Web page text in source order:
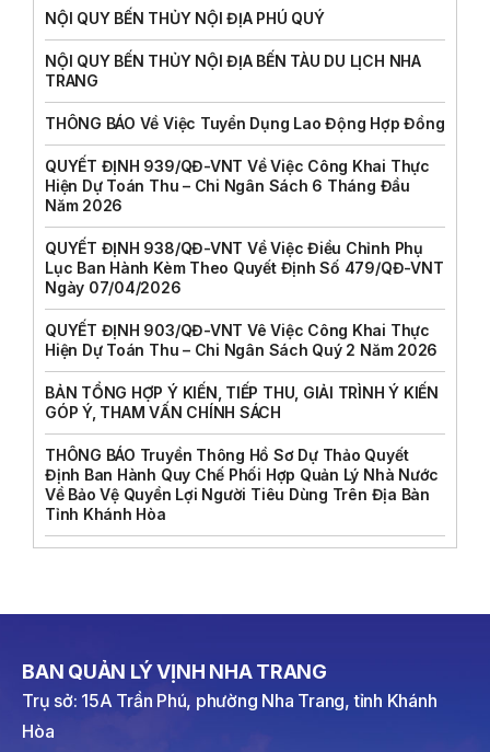
NỘI QUY BẾN THỦY NỘI ĐỊA PHÚ QUÝ
NỘI QUY BẾN THỦY NỘI ĐỊA BẾN TÀU DU LỊCH NHA
TRANG
THÔNG BÁO Về Việc Tuyển Dụng Lao Động Hợp Đồng
QUYẾT ĐỊNH 939/QĐ-VNT Về Việc Công Khai Thực
Hiện Dự Toán Thu – Chi Ngân Sách 6 Tháng Đầu
Năm 2026
QUYẾT ĐỊNH 938/QĐ-VNT Về Việc Điều Chỉnh Phụ
Lục Ban Hành Kèm Theo Quyết Định Số 479/QĐ-VNT
Ngày 07/04/2026
QUYẾT ĐỊNH 903/QĐ-VNT Vê Việc Công Khai Thực
Hiện Dự Toán Thu – Chi Ngân Sách Quý 2 Năm 2026
BẢN TỔNG HỢP Ý KIẾN, TIẾP THU, GIẢI TRÌNH Ý KIẾN
GÓP Ý, THAM VẤN CHÍNH SÁCH
THÔNG BÁO Truyền Thông Hồ Sơ Dự Thảo Quyết
Định Ban Hành Quy Chế Phối Hợp Quản Lý Nhà Nước
Về Bảo Vệ Quyền Lợi Người Tiêu Dùng Trên Địa Bàn
Tỉnh Khánh Hòa
BAN QUẢN LÝ VỊNH NHA TRANG
Trụ sở: 15A Trần Phú, phường Nha Trang, tỉnh Khánh
Hòa